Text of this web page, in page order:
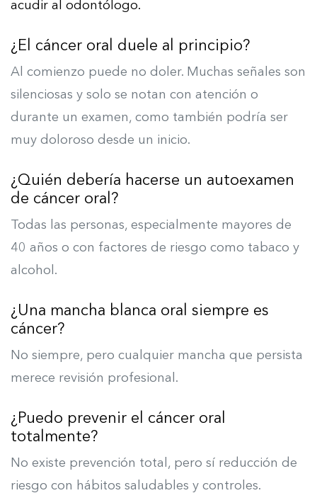
acudir al odontólogo.
¿El cáncer oral duele al principio?
Al comienzo puede no doler. Muchas señales son
silenciosas y solo se notan con atención o
durante un examen, como también podría ser
muy doloroso desde un inicio.
¿Quién debería hacerse un autoexamen
de cáncer oral?
Todas las personas, especialmente mayores de
40 años o con factores de riesgo como tabaco y
alcohol.
¿Una mancha blanca oral siempre es
cáncer?
No siempre, pero cualquier mancha que persista
merece revisión profesional.
¿Puedo prevenir el cáncer oral
totalmente?
No existe prevención total, pero sí reducción de
riesgo con hábitos saludables y controles.